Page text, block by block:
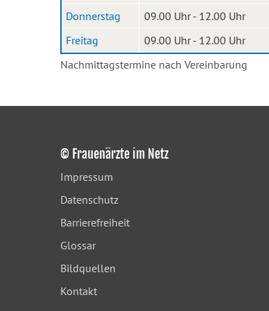
Donnerstag
09.00 Uhr - 12.00 Uhr
Freitag
09.00 Uhr - 12.00 Uhr
Nachmittagstermine nach Vereinbarung
© Frauenärzte im Netz
Impressum
Datenschutz
Barrierefreiheit
Glossar
Bildquellen
Kontakt